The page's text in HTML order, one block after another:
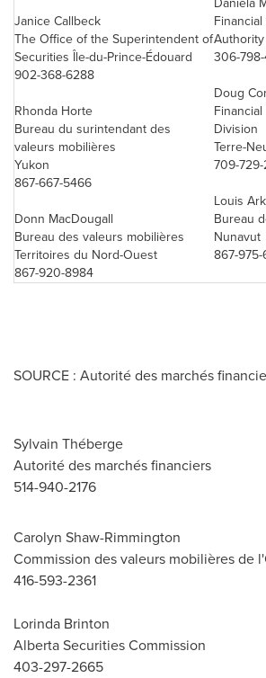
Janice Callbeck
The Office of the Superintendent of
Securities Île-du-Prince-Édouard
902-368-6288
Rhonda Horte
Bureau du surintendant des
valeurs mobilières
Yukon
867-667-5466
Donn MacDougall
Bureau des valeurs mobilières
Territoires du Nord-Ouest
867-920-8984
306-
Doug
Division
Terre-
709-
Louis
Bureau
Nunavut
867-
SOURCE : Autorité des marchés
Sylvain Théberge
Autorité des marchés financiers
514-940-2176
Carolyn Shaw-Rimmington
Commission des valeurs mobilières de
416-593-2361
Lorinda Brinton
Alberta Securities Commission
403-297-2665